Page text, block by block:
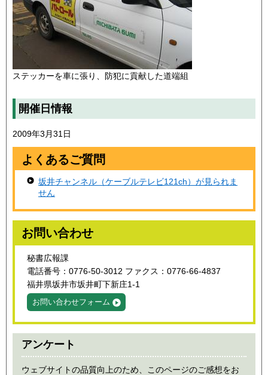
ステッカーを車に張り、防犯に貢献した道端組
開催日情報
2009年3月31日
よくあるご質問
坂井チャンネル（ケーブルテレビ121ch）が見られま
せん
お問い合わせ
秘書広報課
電話番号：0776-50-3012 ファクス：0776-66-4837
福井県坂井市坂井町下新庄1-1
お問い合わせフォーム
アンケート
ウェブサイトの品質向上のため、このページのご感想をお